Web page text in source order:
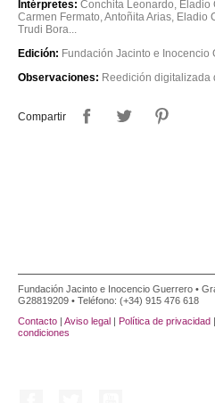
Intérpretes: Conchita Leonardo, Eladio
Carmen Fermato, Antoñita Arias, Eladio
Trudi Bora...
Edición: Fundación Jacinto e Inocencio
Observaciones: Reedición digitalizada
Compartir
Fundación Jacinto e Inocencio Guerrero •
G28819209 • Teléfono: (+34) 915 476 618
Contacto | Aviso legal | Política de privacidad |
condiciones